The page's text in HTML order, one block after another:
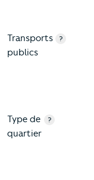
Transports
publics
?
Type de
quartier
?